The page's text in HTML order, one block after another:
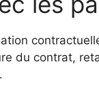
du contrat,